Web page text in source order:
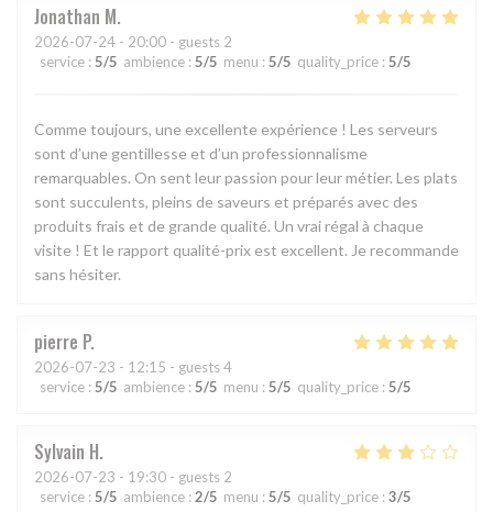
Jonathan M
2026-07-24 - 20:00 - guests 2
service : 5/5 ambience : 5/5 menu : 5/5 quality_price : 5/5
Comme toujours, une excellente expérience ! Les serveurs
sont d’une gentillesse et d’un professionnalisme
remarquables. On sent leur passion pour leur métier. Les plats
sont succulents, pleins de saveurs et préparés avec des
produits frais et de grande qualité. Un vrai régal à chaque
visite ! Et le rapport qualité-prix est excellent. Je recommande
sans hésiter.
pierre P
2026-07-23 - 12:15 - guests 4
service : 5/5 ambience : 5/5 menu : 5/5 quality_price : 5/5
Sylvain H
2026-07-23 - 19:30 - guests 2
service : 5/5 ambience : 2/5 menu : 5/5 quality_price : 3/5